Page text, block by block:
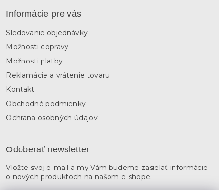
Informácie pre vás
Sledovanie objednávky
Možnosti dopravy
Možnosti platby
Reklamácie a vrátenie tovaru
Kontakt
Obchodné podmienky
Ochrana osobných údajov
Odoberať newsletter
Vložte svoj e-mail a my Vám budeme zasielať informácie
o nových produktoch na našom e-shope.